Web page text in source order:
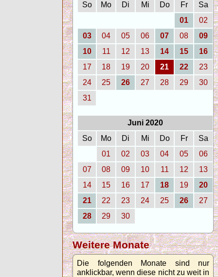
So
Mo Di Mi Do Fr
Sa
01
02
03
04 05 06 07 08
09
10
11 12 13 14 15
16
17
18 19 20 21 22
23
24
25 26 27 28 29
30
31
Juni 2020
So
Mo Di Mi Do Fr
Sa
01
02 03 04 05
06
07
08 09 10 11 12
13
14
15 16 17 18 19
20
21
22 23 24 25 26
27
28
29 30
Weitere Monate
Die folgenden Monate sind nur
anklickbar, wenn diese nicht zu weit in